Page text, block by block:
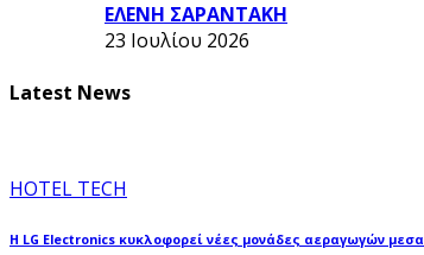
ΕΛΕΝΗ ΣΑΡΑΝΤΑΚΗ
23 Ιουλίου 2026
Latest News
HOTEL TECH
Η LG Electronics κυκλοφορεί νέες μονάδες αεραγωγών